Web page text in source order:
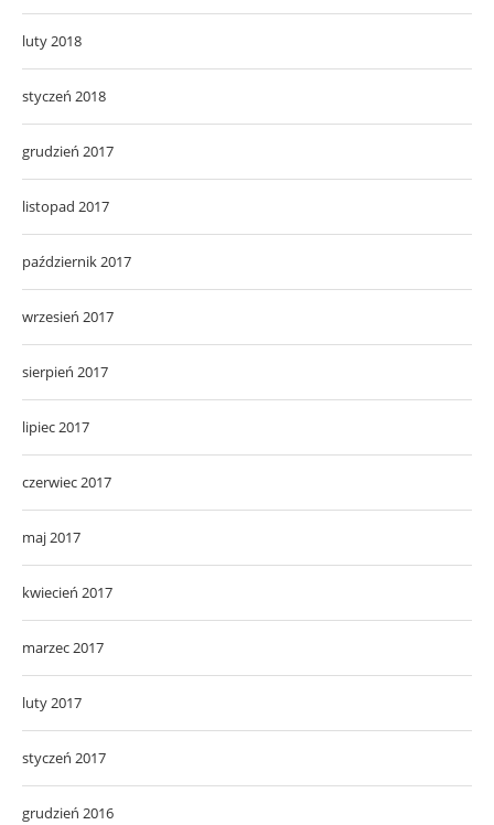
luty 2018
styczeń 2018
grudzień 2017
listopad 2017
październik 2017
wrzesień 2017
sierpień 2017
lipiec 2017
czerwiec 2017
maj 2017
kwiecień 2017
marzec 2017
luty 2017
styczeń 2017
grudzień 2016